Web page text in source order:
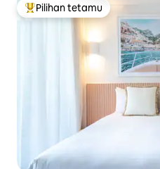
Pilihan utama tetamu
Pilihan tetamu